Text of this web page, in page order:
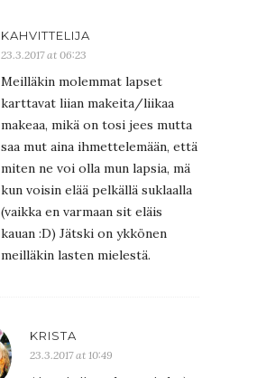
KAHVITTELIJA
23.3.2017 at 06:23
Meilläkin molemmat lapset
karttavat liian makeita/liikaa
makeaa, mikä on tosi jees mutta
saa mut aina ihmettelemään, että
miten ne voi olla mun lapsia, mä
kun voisin elää pelkällä suklaalla
(vaikka en varmaan sit eläis
kauan :D) Jätski on ykkönen
meilläkin lasten mielestä.
KRISTA
23.3.2017 at 10:49